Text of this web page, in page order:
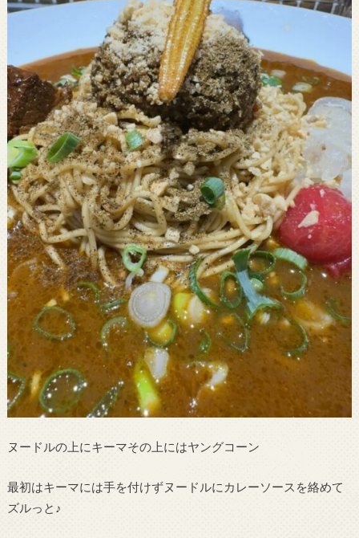
ヌードルの上にキーマその上にはヤングコーン
最初はキーマには手を付けずヌードルにカレーソースを絡めて
ズルっと♪